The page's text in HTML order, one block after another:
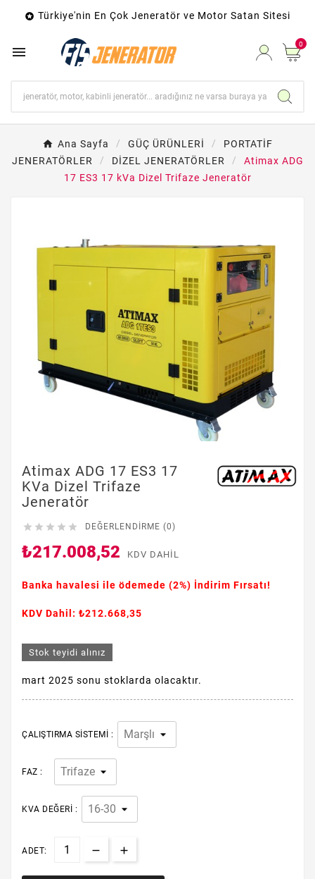
 Türkiye'nin En Çok Jeneratör ve Motor Satan Sitesi
 0
Ana Sayfa GÜÇ ÜRÜNLERİ
PORTATİF
JENERATÖRLER
DİZEL JENERATÖRLER
Atimax ADG
17 ES3 17 kVa Dizel Trifaze Jeneratör
Atimax ADG 17 ES3 17
KVa Dizel Trifaze
Jeneratör
     DEĞERLENDIRME (0)
₺217.008,52 KDV DAHIL
Banka havalesi ile ödemede (2%) İndirim Fırsatı!
KDV Dahil: ₺212.668,35
Stok teyidi alınız
mart 2025 sonu stoklarda olacaktır.
ÇALIŞTIRMA SISTEMI :
FAZ :
KVA DEĞERI :
ADET: